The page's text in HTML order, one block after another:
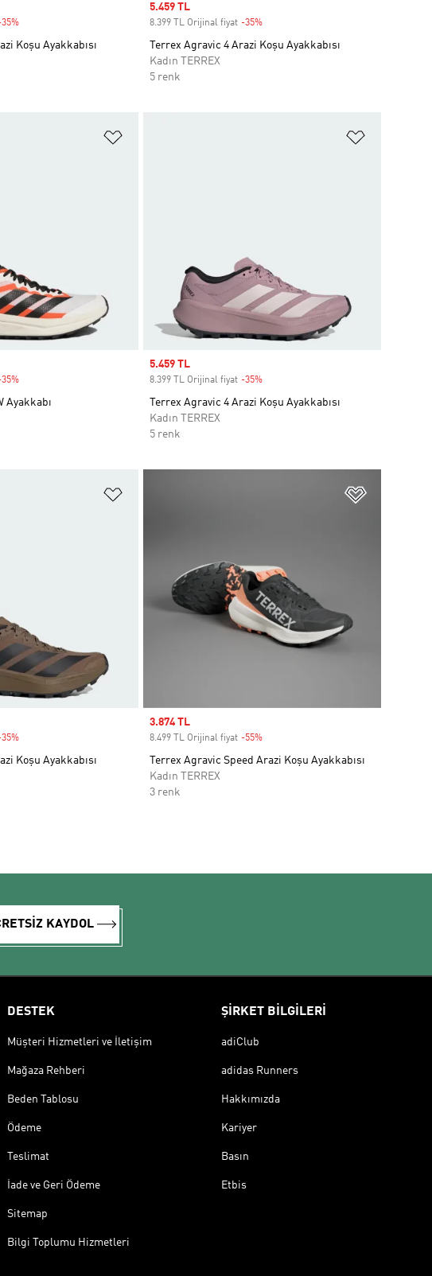
35%
Koşu Ayakkabısı
Sale price
5.459 TL
8.399 TL Orijinal fiyat -35%Discount
Terrex Agravic 4 Arazi Koşu Ayakkabısı
Kadın TERREX
5 renk
35%
Ayakkabı
Sale price
5.459 TL
8.399 TL Orijinal fiyat -35%Discount
Terrex Agravic 4 Arazi Koşu Ayakkabısı
Kadın TERREX
5 renk
35%
Koşu Ayakkabısı
Sale price
3.874 TL
8.499 TL Orijinal fiyat -55%Discount
Terrex Agravic Speed Arazi Koşu Ayakkabısı
Kadın TERREX
3 renk
KAYDOL
DESTEK
Müşteri Hizmetleri ve İletişim
Mağaza Rehberi
Beden Tablosu
Ödeme
Teslimat
İade ve Geri Ödeme
Sitemap
Bilgi Toplumu Hizmetleri
ŞİRKET BİLGİLERİ
adiClub
adidas Runners
Hakkımızda
Kariyer
Basın
Etbis